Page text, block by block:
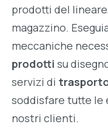
prodotti del
magazzino.
meccaniche
prodotti su
servizi di
soddisfare tutte le
nostri clienti.